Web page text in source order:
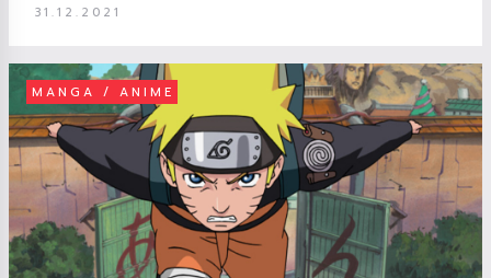
31.12.2021
MANGA / ANIME